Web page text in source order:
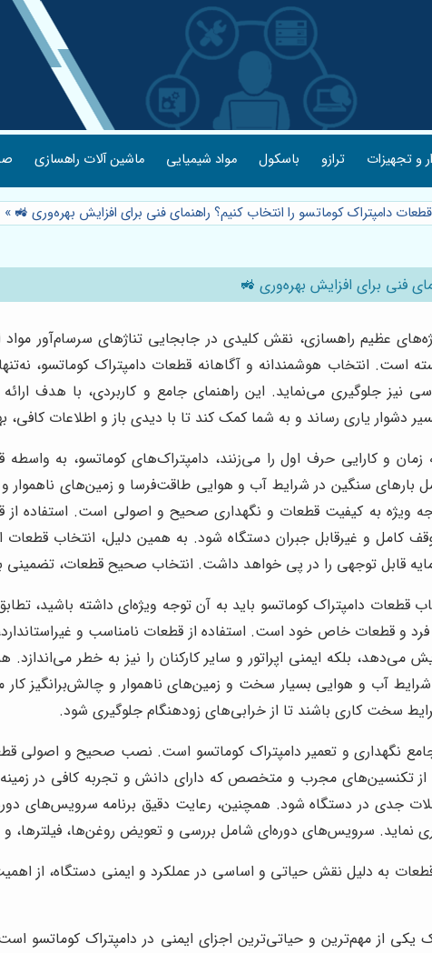
و تجهیزات ترازو باسکول مواد شیمیایی ماشین آلات راهسازی
دامپتراک کوماتسو را انتخاب کنیم؟ راهنمای فنی برای افزایش بهره‌وری 🚜 »
فنی برای افزایش بهره‌وری 🚜
عظیم راهسازی، نقش کلیدی در جابجایی تناژهای سرسام‌آور
است. انتخاب هوشمندانه و آگاهانه قطعات دامپتراک کوماتسو،
نیز جلوگیری می‌نماید. این راهنمای جامع و کاربردی، با هدف
دشوار یاری رساند و به شما کمک کند تا با دیدی باز و اطلاعات کافی،
و کارایی حرف اول را می‌زنند، دامپتراک‌های کوماتسو، به واسطه
بارهای سنگین در شرایط آب و هوایی طاقت‌فرسا و زمین‌های ناهموار
ویژه به کیفیت قطعات و نگهداری صحیح و اصولی است. استفاده
کامل و غیرقابل جبران دستگاه شود. به همین دلیل، انتخاب
قابل توجهی را در پی خواهد داشت. انتخاب صحیح قطعات،
قطعات دامپتراک کوماتسو باید به آن توجه ویژه‌ای داشته
و قطعات خاص خود است. استفاده از قطعات نامناسب و
می‌دهد، بلکه ایمنی اپراتور و سایر کارکنان را نیز به خطر
آب و هوایی بسیار سخت و زمین‌های ناهموار و چالش‌برانگیز کار
سخت کاری باشند تا از خرابی‌های زودهنگام جلوگیری شود.
نگهداری و تعمیر دامپتراک کوماتسو است. نصب صحیح و اصولی
تکنسین‌های مجرب و متخصص که دارای دانش و تجربه کافی در
جدی در دستگاه شود. همچنین، رعایت دقیق برنامه سرویس‌های
نماید. سرویس‌های دوره‌ای شامل بررسی و تعویض روغن‌ها،
به دلیل نقش حیاتی و اساسی در عملکرد و ایمنی دستگاه، از
یکی از مهم‌ترین و حیاتی‌ترین اجزای ایمنی در دامپتراک